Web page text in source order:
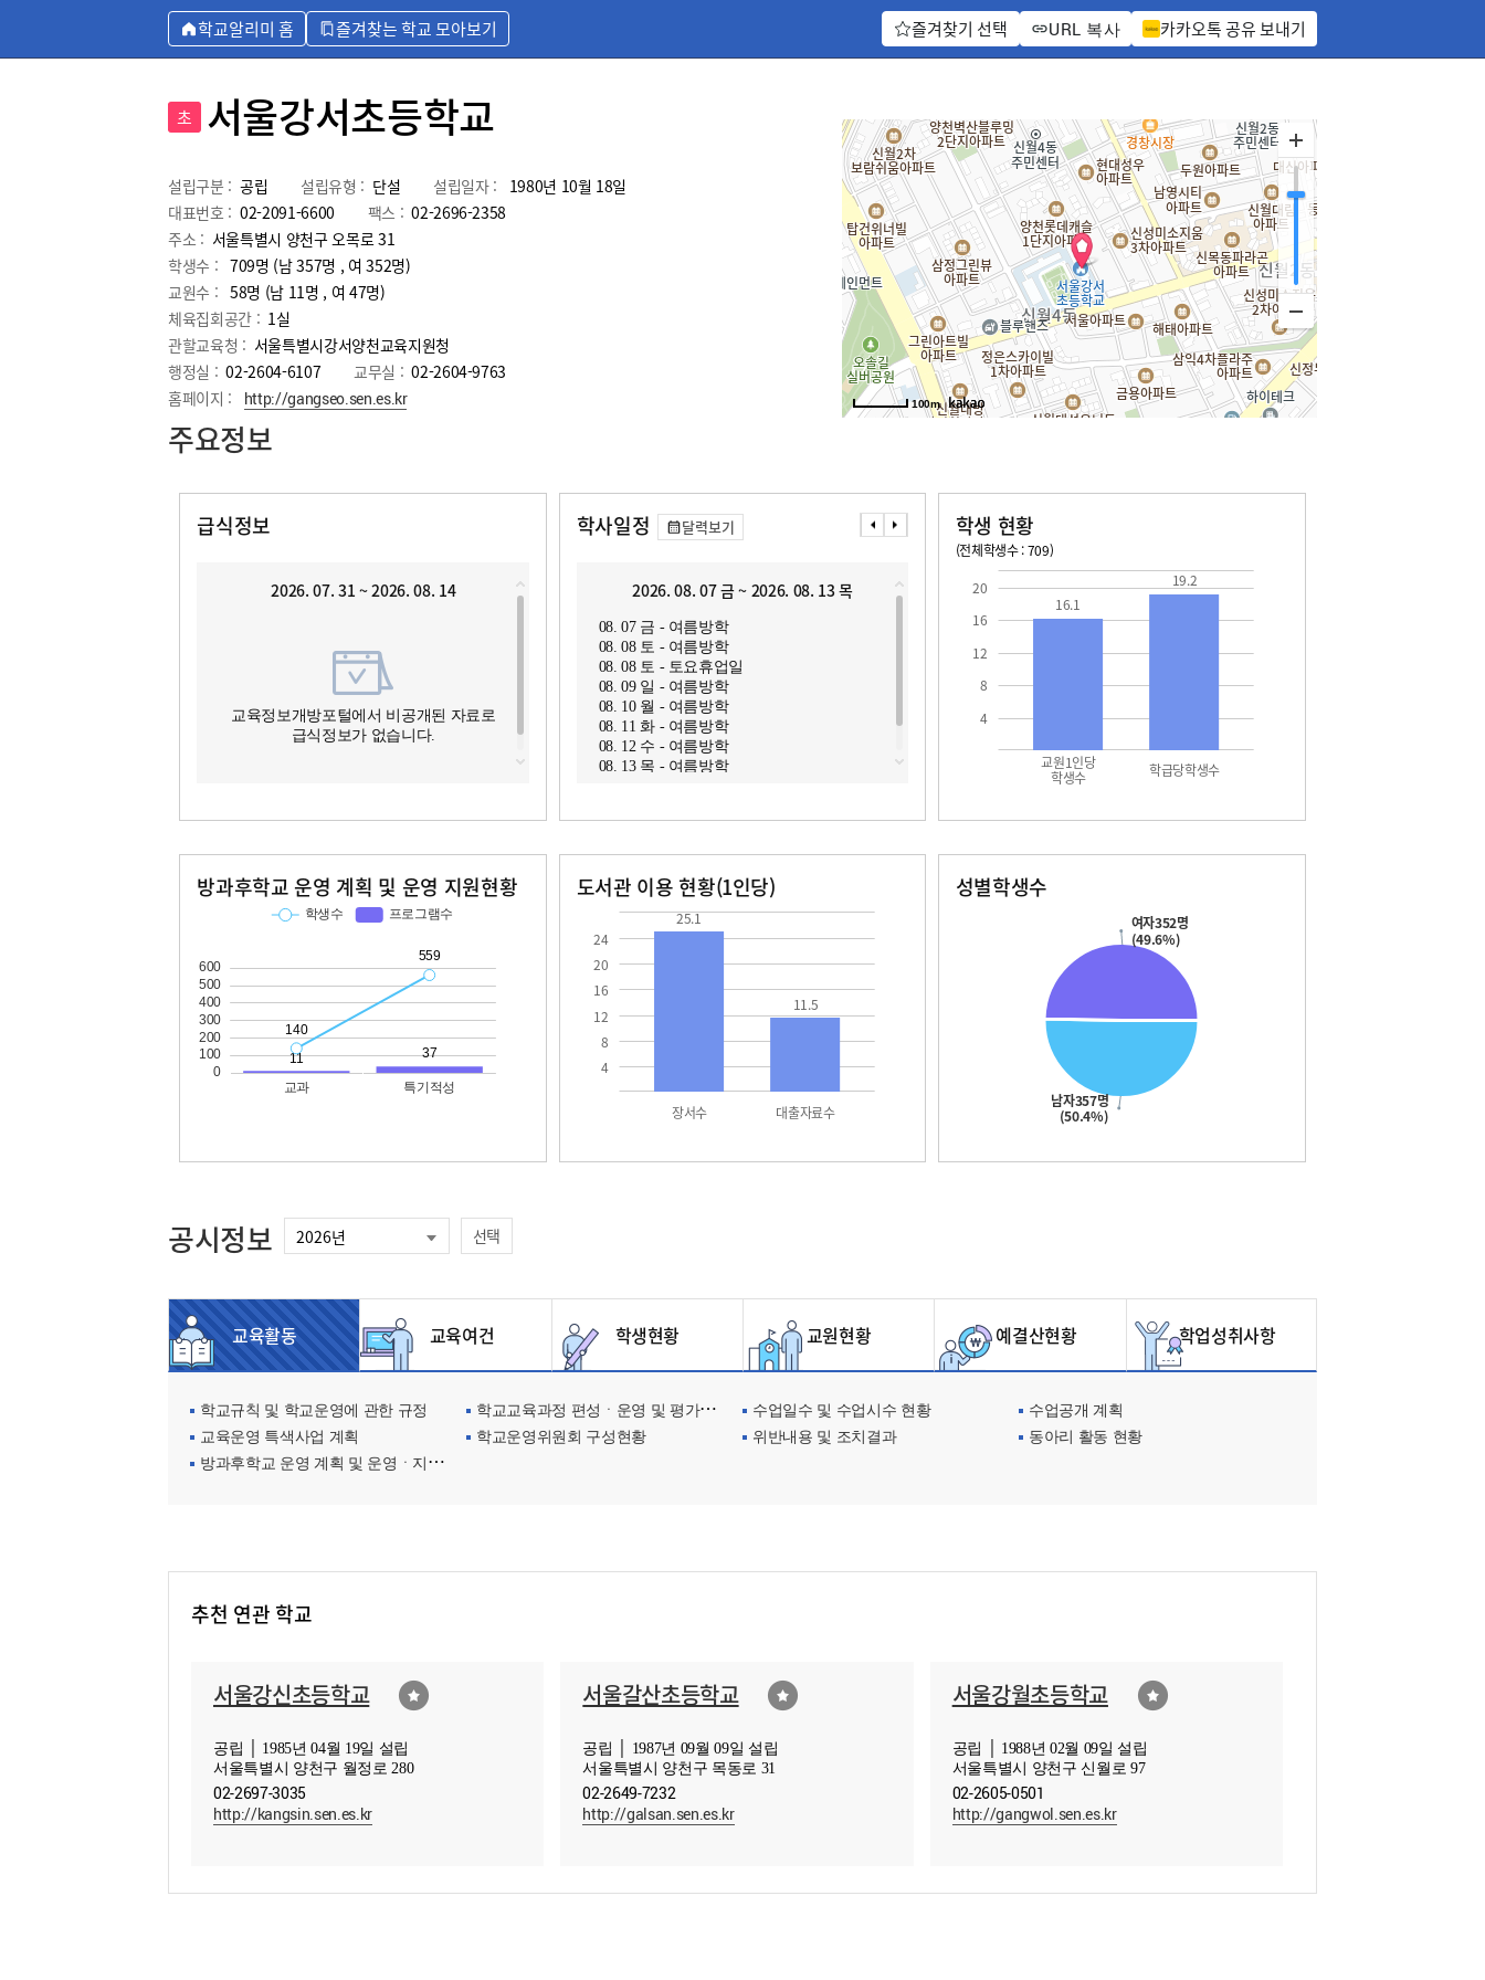
학교알리미 홈 즐겨찾는 학교 모아보기 즐겨찾기 선택 URL 복사 카카오톡 공유 보내기
초 서울강서초등학교
설립구분 : 공립 설립유형 : 단설 설립일자 :
1980년 10월 18일
대표번호 : 02-2091-6600 팩스 : 02-2696-2358
주소 : 서울특별시 양천구 오목로 31
학생수 : 709명 (남 357명 , 여 352명)
교원수 : 58명 (남 11명 , 여 47명)
체육집회공간 : 1실
관할교육청 : 서울특별시강서양천교육지원청
행정실 : 02-2604-6107 교무실 : 02-2604-9763
홈페이지 :
http://gangseo.sen.es.kr 100m
주요정보
급식정보
2026. 07. 31 ~ 2026. 08. 14
교육정보개방포털에서 비공개된 자료로
급식정보가 없습니다.
학사일정 달력보기
2026. 08. 07 금 ~ 2026. 08. 13 목
08. 07 금 - 여름방학
08. 08 토 - 여름방학
08. 08 토 - 토요휴업일
08. 09 일 - 여름방학
08. 10 월 - 여름방학
08. 11 화 - 여름방학
08. 12 수 - 여름방학
08. 13 목 - 여름방학
2026. 08. 14 금 ~ 2026. 08. 20 목
08. 14 금 - 여름방학
08. 15 토 - 여름방학
08. 16 일 - 여름방학
08. 17 월 - 대체공휴일
08. 18 화 - 여름방학
08. 19 수 - 개학식
학생 현황
(전체학생수 : 709)
4
8
12
16
20
교원1인당
학생수 학급당학생수
16.1
19.2
방과후학교 운영 계획 및 운영 지원현황 도서관 이용 현황(1인당)
4
8
12
16
20
24
장서수 대출자료수
25.1
11.5
성별학생수
남자357명
(50.4%)
여자352명
(49.6%)
공시정보 선택
교육활동 교육여건 학생현황 교원현황 예결산현황 학업성취사항
학교규칙 및 학교운영에 관한 규정 학교교육과정 편성ㆍ운영 및 평가에 관한 사항 수업일수 및 수업시수 현황
수업공개 계획
교육운영 특색사업 계획
학교운영위원회 구성현황 위반내용 및 조치결과
동아리 활동 현황
방과후학교 운영 계획 및 운영ㆍ지원현황
추천 연관 학교
서울강신초등학교
공립 │ 1985년 04월 19일 설립
서울특별시 양천구 월정로 280
02-2697-3035
http://kangsin.sen.es.kr
서울갈산초등학교
공립 │ 1987년 09월 09일 설립
서울특별시 양천구 목동로 31
02-2649-7232
http://galsan.sen.es.kr
서울강월초등학교
공립 │ 1988년 02월 09일 설립
서울특별시 양천구 신월로 97
02-2605-0501
http://gangwol.sen.es.kr